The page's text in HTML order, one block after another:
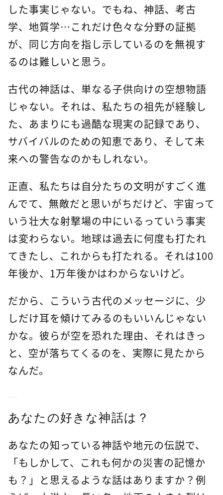
した事実じゃない。でもね、神話、考古
学、地質学…これだけ色々な分野の証拠
が、同じ方向を指し示しているのを無視す
るのは難しいと思う。
古代の神話は、単なる子供向けの空想物語
じゃない。それは、私たちの祖先が経験し
た、あまりにも過酷な現実の記録であり、
サバイバルのための知恵であり、そして未
来への警告なのかもしれない。
正直、私たちは自分たちの文明がすごく進
んでて、無敵だと思いがちだけど、宇宙って
いう壮大な射撃場の中にいるっていう事実
は変わらない。地球は過去に何度も打たれ
てきたし、これからも打たれる。それは100
年後か、1万年後かはわからないけど。
だから、こういう古代のメッセージに、少
しだけ耳を傾けてみるのもいいんじゃない
かな。彼らが空を恐れた理由、それはきっ
と、空が落ちてくるのを、実際に見たから
なんだ。
あなたの好きな神話は？
あなたの知っている神話や地元の伝説で、
「もしかして、これも何かの災害の記憶か
も？」と思えるような話はありますか？例